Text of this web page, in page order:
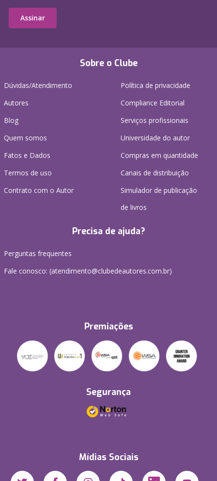
Sobre o Clube
Dúvidas/Atendimento
Autores
Blog
Quem somos
Fatos e Dados
Termos de uso
Contrato com o Autor
Política de privacidade
Compliance Editorial
Serviços profissionais
Universidade do autor
Compras em quantidade
Canais de distribuição
Simulador de publicação
de livros
Precisa de ajuda?
Perguntas frequentes
Fale conosco: (atendimento@clubedeautores.com.br)
Premiações
Segurança
Mídias Sociais
Assinar